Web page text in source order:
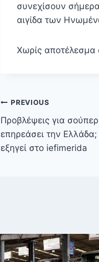
συνεχίσουν
αιγίδα των
Χωρίς αποτέλεσμα
Πλοήγηση
άρθρων
PREVIOUS
Προβλέψεις για
επηρεάσει την
εξηγεί στο iefimerida